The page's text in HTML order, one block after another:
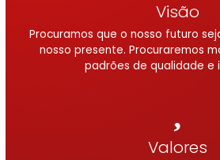
Visão
Procuramos que o nosso futuro
nosso presente. Procuraremos
padrões de qualidade e
Valores